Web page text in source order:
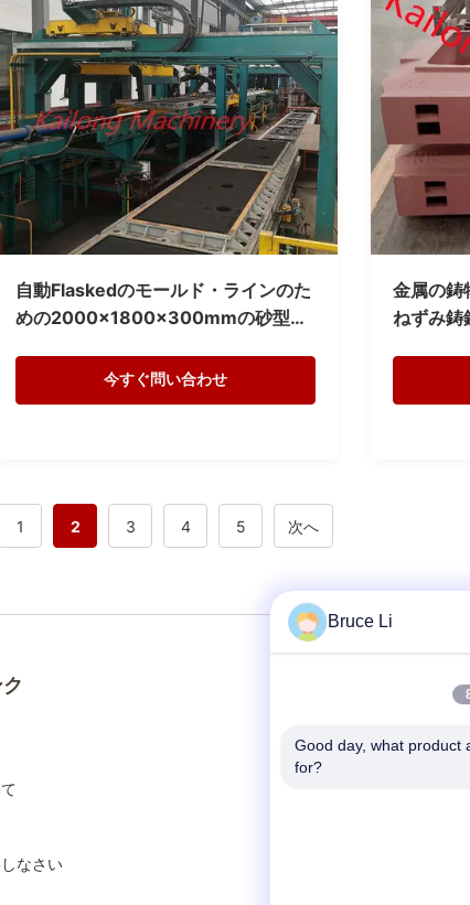
自動Flaskedのモールド・ラインのた
めの2000x1800x300mmの砂型で
今すぐ問い合わせ
金属の鋳
ねずみ鋳
1 2 3 4 5 次へ
なさい
モールド・ライン
Bruce Li
Good day, what product
for?